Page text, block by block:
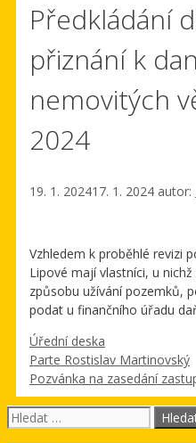
Předkládání
přiznání k
nemovitých
2024
19. 1. 202417. 1. 2024 autor:
Vzhledem k proběhlé revizi
Lipové mají vlastníci, u
způsobu užívání pozemků,
podat u finančního úřadu
Rubriky
Úřední deska
Parte Rostislav Martinovský
Pozvánka na zasedání
Hledat: